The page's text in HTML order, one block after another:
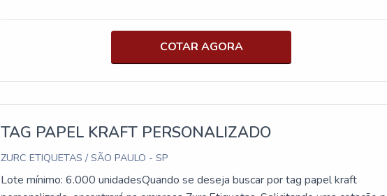
DETALHES SOBRE EMPRESA ETIQUETAS ADESIVASHá muitas maneiras
eficientes de demonstrar competência e excelência em sua área de atuação. A
etiquetas adesivas com proteção. Sem trocar o foco sobre empresa etiquetas
adesivas, na essência da empresa, a mesma deve prezar pelos produtos e
despercebidos e podem gerar prejuízo futuros para os clientes.Isso tudo é a
pela qual a Etiquetas Âncora é altamente qualificada quando falamos de
COTAR AGORA
TAG PAPEL KRAFT PERSONALIZADO
ZURC ETIQUETAS / SÃO PAULO - SP
Lote mínimo: 6.000 unidadesQuando se deseja buscar por tag papel kraft